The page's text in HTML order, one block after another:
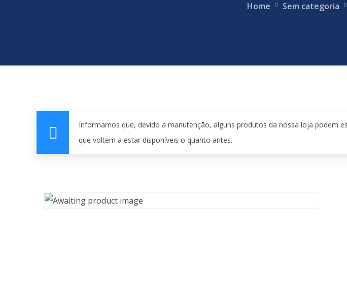
Home Sem categoria
Informamos que, devido a manutenção, alguns produtos da nossa loja podem
que voltem a estar disponíveis o quanto antes.